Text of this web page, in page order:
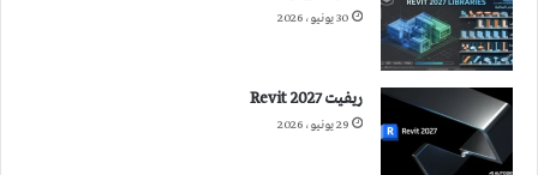
30 يونيو، 2026
ريفيت 2027 Revit
29 يونيو، 2026